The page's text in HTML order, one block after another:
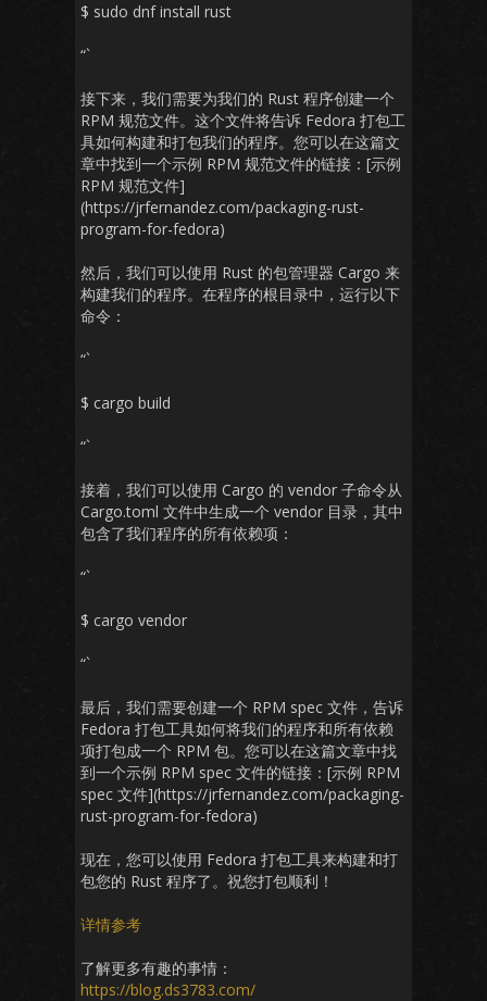
$ sudo dnf install rust
“`
接下来，我们需要为我们的 Rust 程序创建一个
RPM 规范文件。这个文件将告诉 Fedora 打包工
具如何构建和打包我们的程序。您可以在这篇文
章中找到一个示例 RPM 规范文件的链接：[示例
RPM 规范文件]
(https://jrfernandez.com/packaging-rust-
program-for-fedora)
然后，我们可以使用 Rust 的包管理器 Cargo 来
构建我们的程序。在程序的根目录中，运行以下
命令：
“`
$ cargo build
“`
接着，我们可以使用 Cargo 的 vendor 子命令从
Cargo.toml 文件中生成一个 vendor 目录，其中
包含了我们程序的所有依赖项：
“`
$ cargo vendor
“`
最后，我们需要创建一个 RPM spec 文件，告诉
Fedora 打包工具如何将我们的程序和所有依赖
项打包成一个 RPM 包。您可以在这篇文章中找
到一个示例 RPM spec 文件的链接：[示例 RPM
spec 文件](https://jrfernandez.com/packaging-
rust-program-for-fedora)
现在，您可以使用 Fedora 打包工具来构建和打
包您的 Rust 程序了。祝您打包顺利！
详情参考
了解更多有趣的事情：
https://blog.ds3783.com/